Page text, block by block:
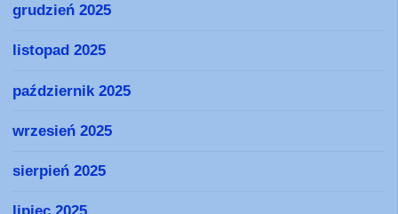
grudzień 2025
listopad 2025
październik 2025
wrzesień 2025
sierpień 2025